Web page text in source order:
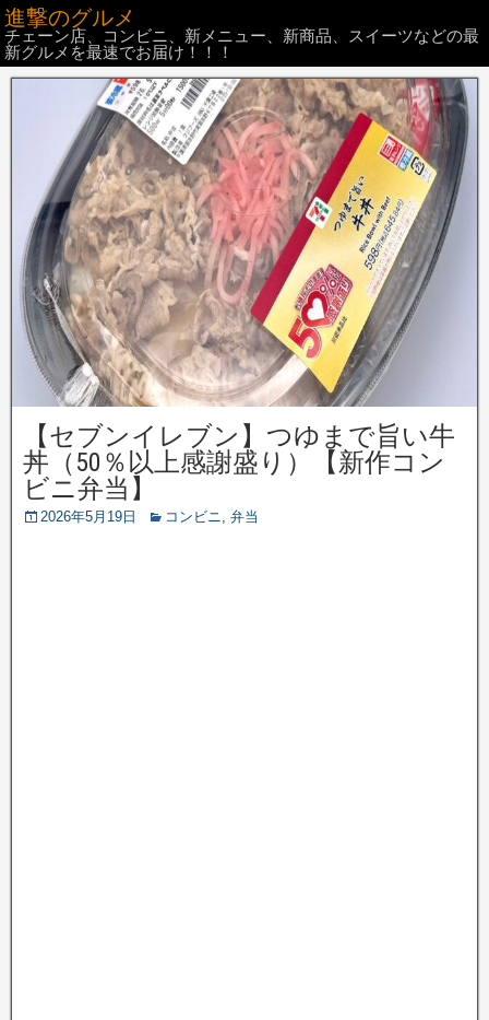
進撃のグルメ
チェーン店、コンビニ、新メニュー、新商品、スイーツなどの最
新グルメを最速でお届け！！！
【セブンイレブン】つゆまで旨い牛
丼（50％以上感謝盛り）【新作コン
ビニ弁当】
2026年5月19日 コンビニ, 弁当